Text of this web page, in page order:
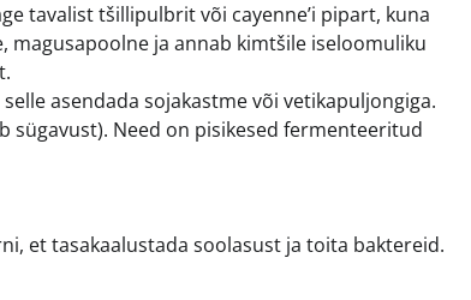
tavalist tšillipulbrit või cayenne’i pipart, kuna
magusapoolne ja annab kimtšile iseloomuliku
asendada sojakastme või vetikapuljongiga.
sügavust). Need on pisikesed fermenteeritud
et tasakaalustada soolasust ja toita baktereid.